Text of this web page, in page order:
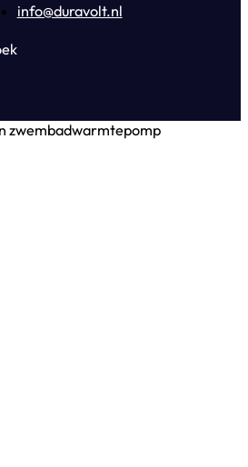
info@duravolt.nl
zwembadwarmtepomp